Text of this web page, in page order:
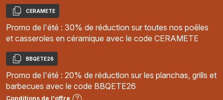
Copier
CERAMETE
Promo de l'été : 30% de réduction sur toutes nos poêles
et casseroles en céramique avec le code CERAMETE
Copier
BBQETE26
Promo de l'été : 20% de réduction sur les planchas, grills et
barbecues avec le code BBQETE26
Conditions de l'offre